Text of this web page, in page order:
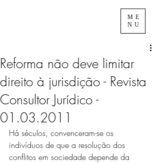
ME
NU
Reforma não deve limitar
direito à jurisdição - Revista
Consultor Jurídico -
01.03.2011
Há séculos, convenceram-se os
indivíduos de que a resolução dos
conflitos em sociedade depende da